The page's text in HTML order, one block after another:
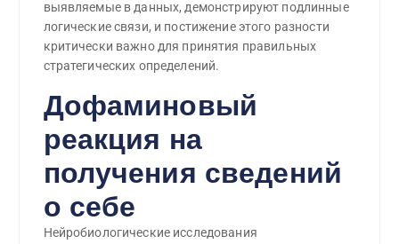
выявляемые в данных, демонстрируют подлинные
логические связи, и постижение этого разности
критически важно для принятия правильных
стратегических определений.
Дофаминовый
реакция на
получения сведений
о себе
Нейробиологические исследования